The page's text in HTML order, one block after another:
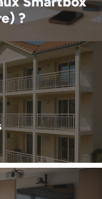
?